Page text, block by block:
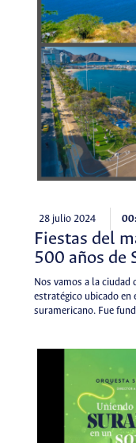
28 julio 2024
Fiestas del
500 años de
Nos vamos a la
estratégico ubicado
suramericano. Fue